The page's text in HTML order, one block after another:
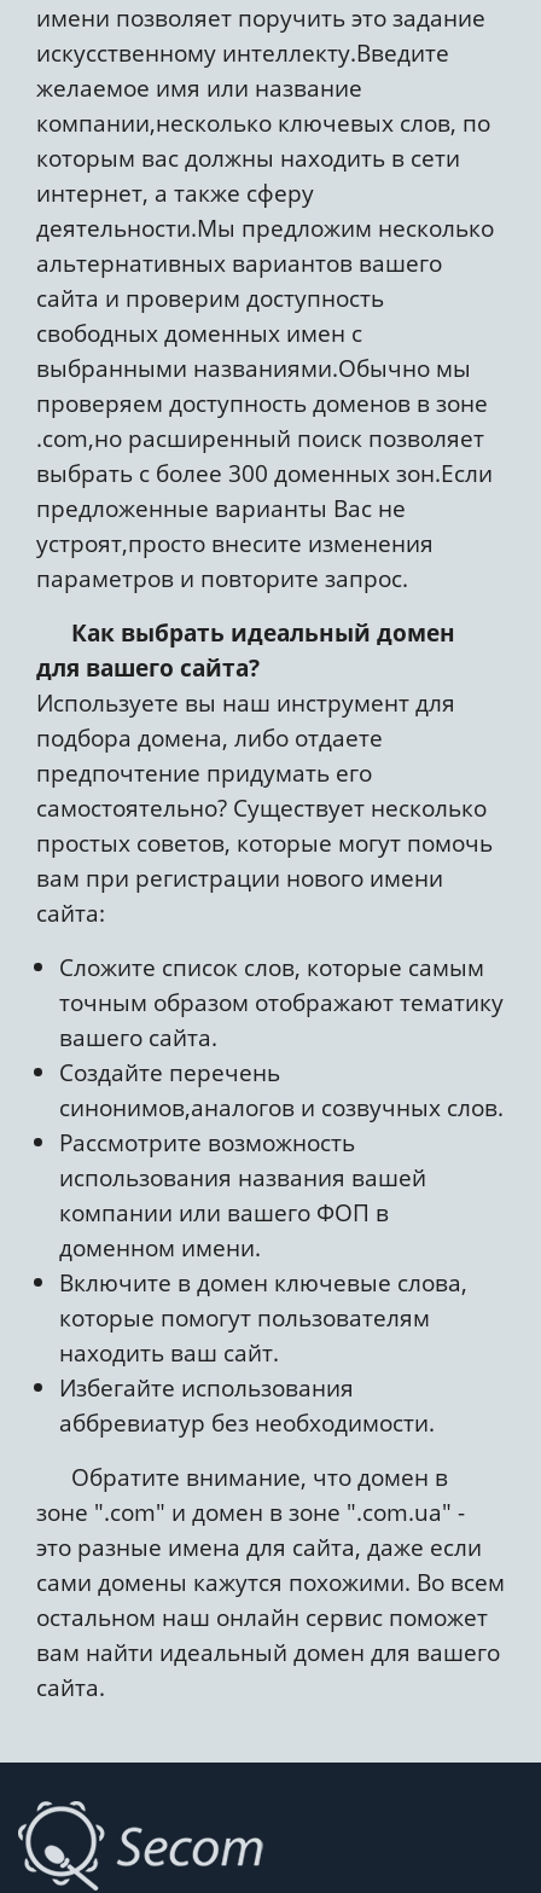
имени позволяет поручить это задание
искусственному интеллекту.Введите
желаемое имя или название
компании,несколько ключевых слов, по
которым вас должны находить в сети
интернет, а также сферу
деятельности.Мы предложим несколько
альтернативных вариантов вашего
сайта и проверим доступность
свободных доменных имен с
выбранными названиями.Обычно мы
проверяем доступность доменов в зоне
.com,но расширенный поиск позволяет
выбрать с более 300 доменных зон.Если
предложенные варианты Вас не
устроят,просто внесите изменения
параметров и повторите запрос.
Как выбрать идеальный домен
для вашего сайта?
Используете вы наш инструмент для
подбора домена, либо отдаете
предпочтение придумать его
самостоятельно? Существует несколько
простых советов, которые могут помочь
вам при регистрации нового имени
сайта:
Сложите список слов, которые самым
точным образом отображают тематику
вашего сайта.
Создайте перечень
синонимов,аналогов и созвучных слов.
Рассмотрите возможность
использования названия вашей
компании или вашего ФОП в
доменном имени.
Включите в домен ключевые слова,
которые помогут пользователям
находить ваш сайт.
Избегайте использования
аббревиатур без необходимости.
Обратите внимание, что домен в
зоне ".com" и домен в зоне ".com.ua" -
это разные имена для сайта, даже если
сами домены кажутся похожими. Во всем
остальном наш онлайн сервис поможет
вам найти идеальный домен для вашего
сайта.